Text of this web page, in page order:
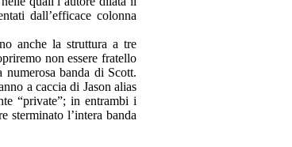
dall’efficace colonna
anche la struttura a tre
non essere fratello
banda di Scott.
a caccia di Jason alias
“private”; in entrambi i
sterminato l’intera banda